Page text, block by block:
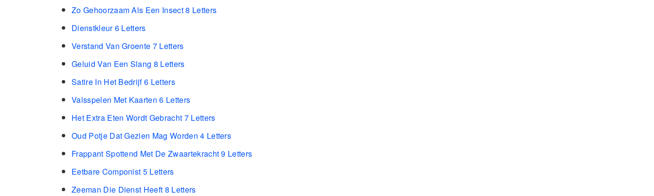
Zo Gehoorzaam Als Een Insect 8 Letters
Dienstkleur 6 Letters
Verstand Van Groente 7 Letters
Geluid Van Een Slang 8 Letters
Satire In Het Bedrijf 6 Letters
Valsspelen Met Kaarten 6 Letters
Het Extra Eten Wordt Gebracht 7 Letters
Oud Potje Dat Gezien Mag Worden 4 Letters
Frappant Spottend Met De Zwaartekracht 9 Letters
Eetbare Componist 5 Letters
Zeeman Die Dienst Heeft 8 Letters